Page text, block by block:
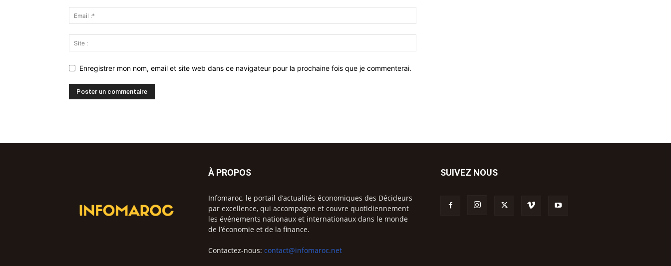
Enregistrer mon nom, email et site web dans ce navigateur pour la prochaine fois que je commenterai.
À PROPOS
Infomaroc, le portail d’actualités économiques des Décideurs
par excellence, qui accompagne et couvre quotidiennement
les événements nationaux et internationaux dans le monde
de l’économie et de la finance.
Contactez-nous: contact@infomaroc.net
SUIVEZ NOUS